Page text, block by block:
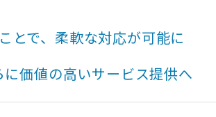
とで、柔軟な対応が可能に
価値の高いサービス提供へ